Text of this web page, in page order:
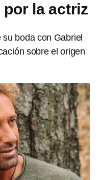
por la actriz
boda con Gabriel
sobre el origen